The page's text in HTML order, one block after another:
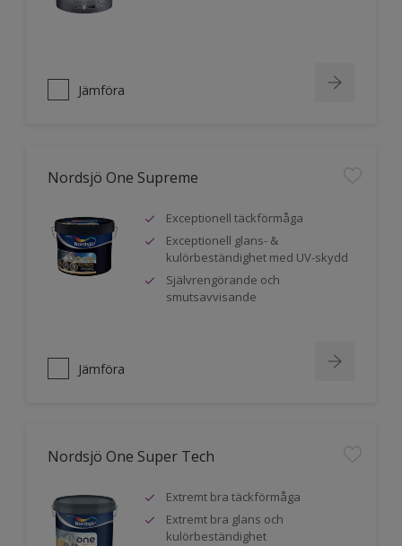
Jämföra
Nordsjö One Supreme
Exceptionell täckförmåga
Exceptionell glans- &
kulörbeständighet med UV-skydd
Självrengörande och
smutsavvisande
Jämföra
Nordsjö One Super Tech
Extremt bra täckförmåga
Extremt bra glans och
kulörbeständighet